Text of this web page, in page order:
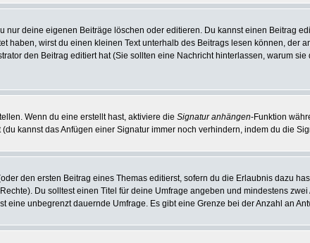
deine eigenen Beiträge löschen oder editieren. Du kannst einen Beitrag
wirst du einen kleinen Text unterhalb des Beitrags lesen können, der
den Beitrag editiert hat (Sie sollten eine Nachricht hinterlassen, warum
Wenn du eine erstellt hast, aktiviere die Signatur anhängen-Funktion
kannst das Anfügen einer Signatur immer noch verhindern, indem du die
den ersten Beitrag eines Themas editierst, sofern du die Erlaubnis dazu
Du solltest einen Titel für deine Umfrage angeben und mindestens
eine unbegrenzt dauernde Umfrage. Es gibt eine Grenze bei der Anzahl an